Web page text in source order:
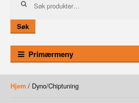
etter:
Søk
Primærmeny
Hjem/ Dyno/Chiptuning